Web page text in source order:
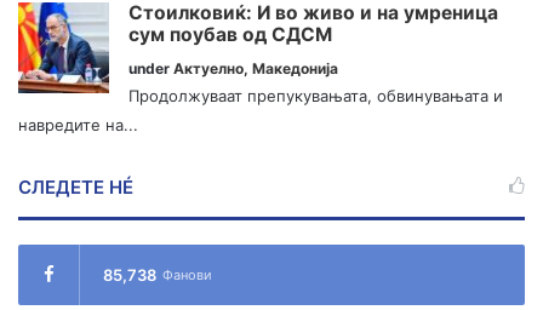
Стоилковиќ: И во живо и на умреница
сум поубав од СДСМ
under Актуелно, Македонија
Продолжуваат препукувањата, обвинувањата и
навредите на...
СЛЕДЕТЕ НÉ
85,738 Фанови